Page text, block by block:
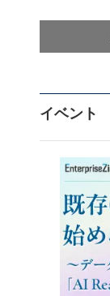
イベント